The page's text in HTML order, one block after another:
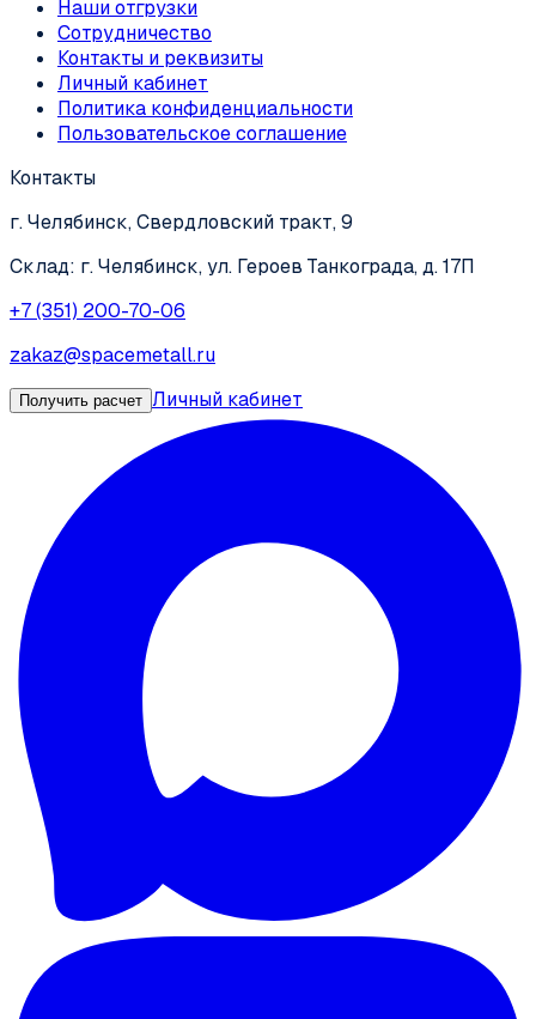
Наши отгрузки
Сотрудничество
Контакты и реквизиты
Личный кабинет
Политика конфиденциальности
Пользовательское соглашение
Контакты
г. Челябинск, Свердловский тракт, 9
Склад: г. Челябинск, ул. Героев Танкограда, д. 17П
+7 (351) 200-70-06
zakaz@spacemetall.ru
Получить расчет Личный кабинет